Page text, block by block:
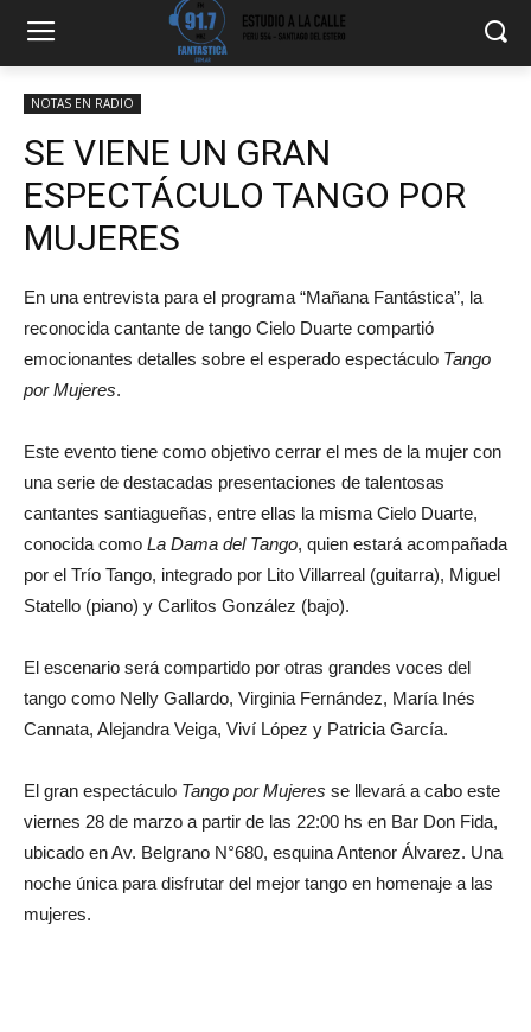
NOTAS EN RADIO
SE VIENE UN GRAN
ESPECTÁCULO TANGO POR
MUJERES
En una entrevista para el programa “Mañana Fantástica”, la
reconocida cantante de tango Cielo Duarte compartió
emocionantes detalles sobre el esperado espectáculo Tango
por Mujeres.
Este evento tiene como objetivo cerrar el mes de la mujer con
una serie de destacadas presentaciones de talentosas
cantantes santiagueñas, entre ellas la misma Cielo Duarte,
conocida como La Dama del Tango, quien estará acompañada
por el Trío Tango, integrado por Lito Villarreal (guitarra), Miguel
Statello (piano) y Carlitos González (bajo).
El escenario será compartido por otras grandes voces del
tango como Nelly Gallardo, Virginia Fernández, María Inés
Cannata, Alejandra Veiga, Viví López y Patricia García.
El gran espectáculo Tango por Mujeres se llevará a cabo este
viernes 28 de marzo a partir de las 22:00 hs en Bar Don Fida,
ubicado en Av. Belgrano N°680, esquina Antenor Álvarez. Una
noche única para disfrutar del mejor tango en homenaje a las
mujeres.